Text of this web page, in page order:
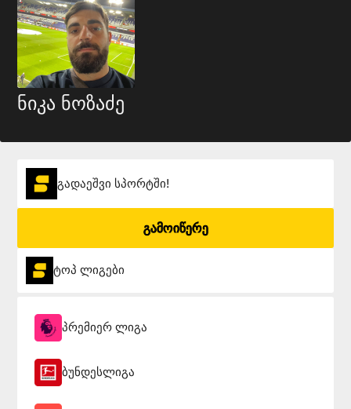
ნიკა ნოზაძე
გადაეშვი სპორტში!
გამოიწერე
ტოპ ლიგები
პრემიერ ლიგა
ბუნდესლიგა